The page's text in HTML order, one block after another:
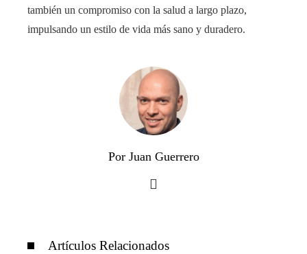
también un compromiso con la salud a largo plazo,
impulsando un estilo de vida más sano y duradero.
Por Juan Guerrero
Artículos Relacionados